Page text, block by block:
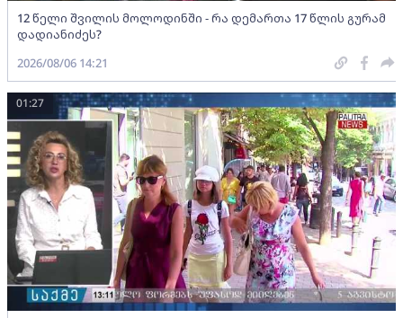
12 წელი შვილის მოლოდინში - რა დემართა 17 წლის გურამ
დადიანიძეს?
2026/08/06 14:21
01:27